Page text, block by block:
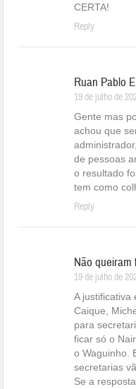
CERTA!
Reply
Ruan Pablo
19 de julho de
Gente mas
achou que
de pessoas
o resultado
tem como
Reply
Não queiram
19 de julho de
A justificativa
Caique,
para
ficar só o
o Waguinho.
secretarias
Se a